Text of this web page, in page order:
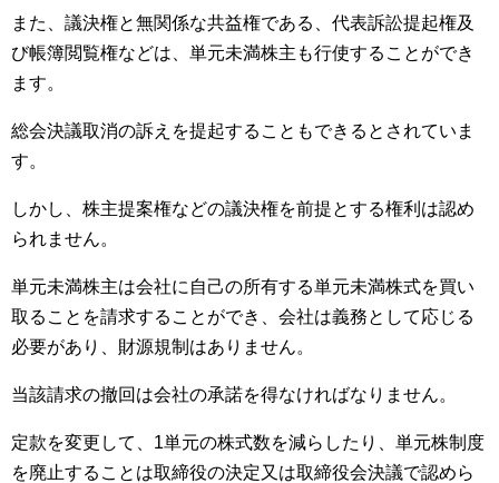
また、議決権と無関係な共益権である、代表訴訟提起権及
び帳簿閲覧権などは、単元未満株主も行使することができ
ます。
総会決議取消の訴えを提起することもできるとされていま
す。
しかし、株主提案権などの議決権を前提とする権利は認め
られません。
単元未満株主は会社に自己の所有する単元未満株式を買い
取ることを請求することができ、会社は義務として応じる
必要があり、財源規制はありません。
当該請求の撤回は会社の承諾を得なければなりません。
定款を変更して、1単元の株式数を減らしたり、単元株制度
を廃止することは取締役の決定又は取締役会決議で認めら